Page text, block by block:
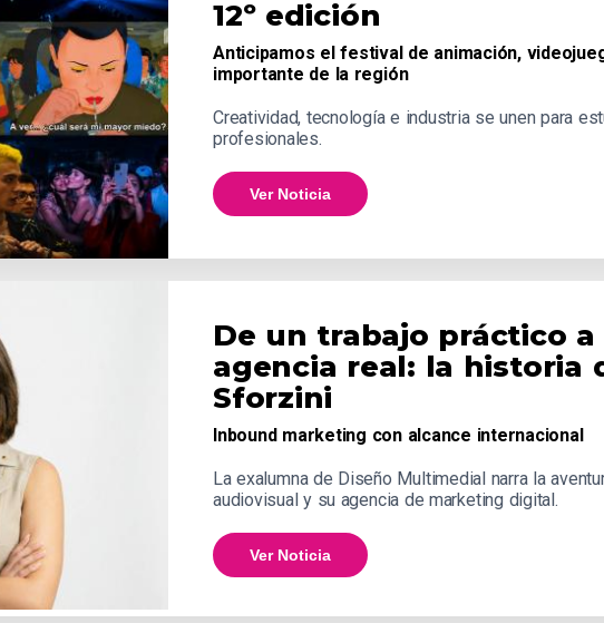
12º edición
Anticipamos el festival de animación,
importante de la región
Creatividad, tecnología e industria se unen para
profesionales.
Ver Noticia
De un trabajo práctico a
agencia real: la historia
Sforzini
Inbound marketing con alcance internacional
La exalumna de Diseño Multimedial narra la
audiovisual y su agencia de marketing digital.
Ver Noticia